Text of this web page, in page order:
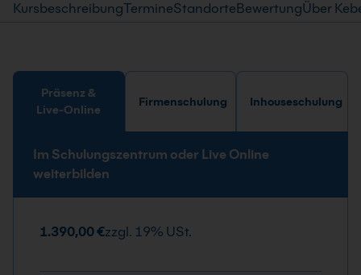
KursbeschreibungTermineStandorteBewertungÜber
Präsenz &
Live-Online
Firmenschulung Inhouseschulung
Im Schulungszentrum oder Live Online
weiterbilden
1.390,00 €zzgl. 19% USt.